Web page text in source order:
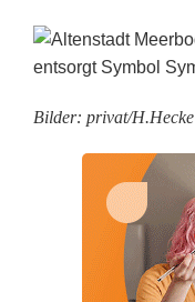
Bilder: privat/H.Hecke